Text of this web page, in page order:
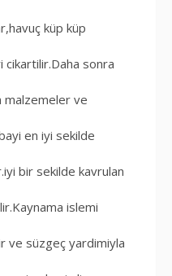
küp küp
cikartilir.Daha sonra
malzemeler ve
en iyi sekilde
bir sekilde kavrulan
islemi
ve süzgeç yardimiyla